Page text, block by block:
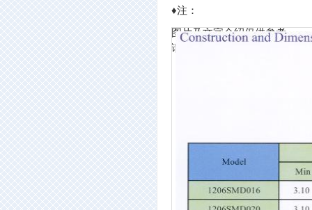
♦注：
图片及文字介绍仅供参考，
请以实物为准